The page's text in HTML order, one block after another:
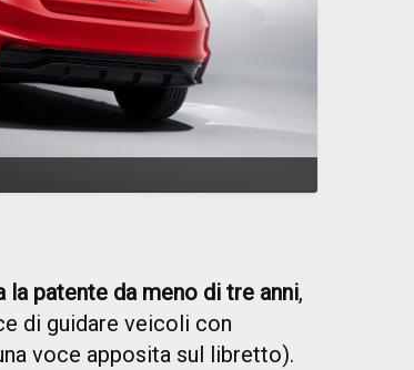
la patente da meno di tre anni,
di guidare veicoli con
voce apposita sul libretto).